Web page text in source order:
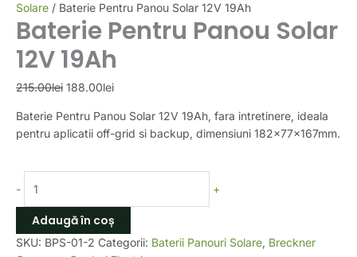
Solare / Baterie Pentru Panou Solar 12V 19Ah
Baterie Pentru Panou Solar
12V 19Ah
215.00lei 188.00lei
Baterie Pentru Panou Solar 12V 19Ah, fara intretinere, ideala
pentru aplicatii off-grid si backup, dimensiuni 182x77x167mm.
- +
Adaugă în coș
SKU: BPS-01-2 Categorii: Baterii Panouri Solare, Breckner